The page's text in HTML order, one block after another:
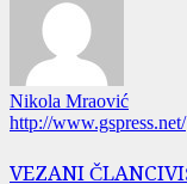
Nikola Mraović
http://www.gspress.net/
VEZANI ČLANCI